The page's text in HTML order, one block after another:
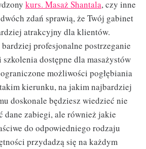
kurs. Masaż Shantala, czy inne
zdań sprawią, że Twój gabinet
atrakcyjny dla klientów.
profesjonalne postrzeganie
dostępne dla masażystów
możliwości pogłębiania
kierunku, na jakim najbardziej
doskonale będziesz wiedzieć nie
dane zabiegi, ale również jakie
do odpowiedniego rodzaju
przydadzą się na każdym